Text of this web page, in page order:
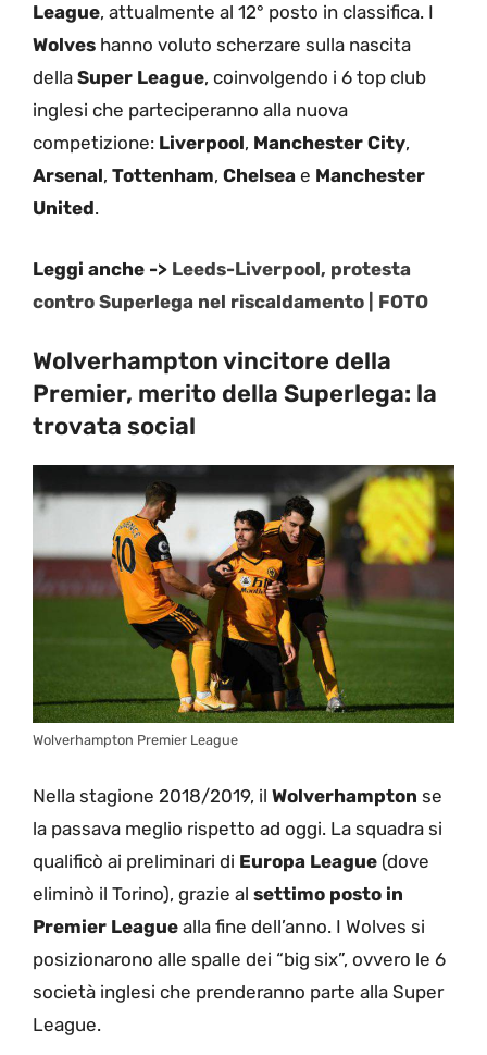
League, attualmente al 12° posto in classifica. I
Wolves hanno voluto scherzare sulla nascita
della Super League, coinvolgendo i 6 top club
inglesi che parteciperanno alla nuova
competizione: Liverpool, Manchester City,
Arsenal, Tottenham, Chelsea e Manchester
United.
Leggi anche -> Leeds-Liverpool, protesta
contro Superlega nel riscaldamento | FOTO
Wolverhampton vincitore della
Premier, merito della Superlega: la
trovata social
Wolverhampton Premier League
Nella stagione 2018/2019, il Wolverhampton se
la passava meglio rispetto ad oggi. La squadra si
qualificò ai preliminari di Europa League (dove
eliminò il Torino), grazie al settimo posto in
Premier League alla fine dell’anno. I Wolves si
posizionarono alle spalle dei “big six”, ovvero le 6
società inglesi che prenderanno parte alla Super
League.